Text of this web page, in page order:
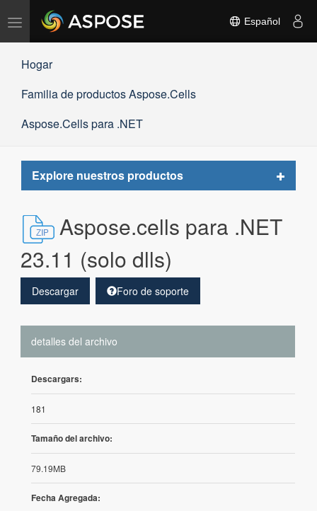
Alternar
navegación
Español
Hogar
Familia de productos Aspose.Cells
Aspose.Cells para .NET
Explore nuestros productos
Toggle
Aspose.cells para .NET
23.11 (solo dlls)
Descargar Foro de soporte
detalles del archivo
Descargars:
181
Tamaño del archivo:
79.19MB
Fecha Agregada: